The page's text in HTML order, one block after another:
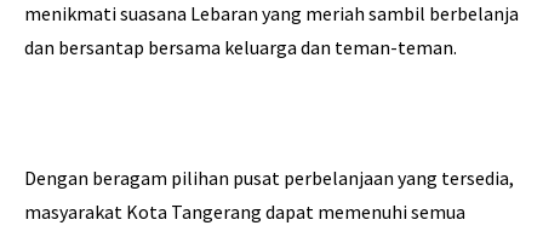
menikmati suasana Lebaran yang meriah sambil berbelanja
dan bersantap bersama keluarga dan teman-teman.
Dengan beragam pilihan pusat perbelanjaan yang tersedia,
masyarakat Kota Tangerang dapat memenuhi semua